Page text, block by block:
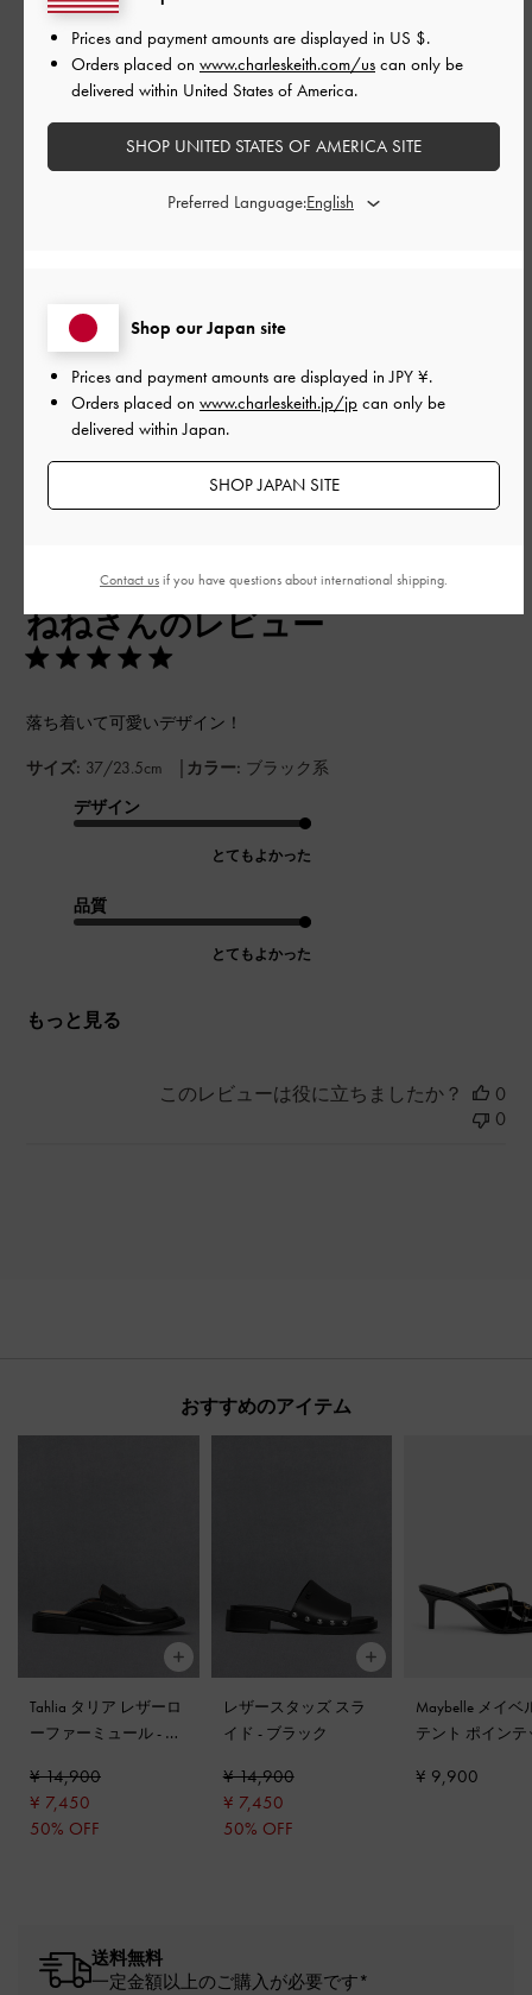
で25で少し余裕をもって履いたほうがよかったかな？と思いつ
つも問題なく履けてるのでたくさん愛用します！！
サイズ: 39/24.5cm |カラー: ブラック系
とてもよかった
もっと見る
0
ご利用者様
ねねさんのレビュー
落ち着いて可愛いデザイン！
サイズ: 37/23.5cm | カラー: ブラック系
デザイン
とてもよかった
品質
とてもよかった
もっと見る
日
このレビューは役に立ちましたか？
0
0
おすすめのアイテム
Tahlia タリア レザーロ
ーファーミュール- ブ
¥ 14,900
¥ 7,450
50% OFF
レザースタッズ スラ
イド - ブラック
¥ 14,900
¥ 7,450
50% OFF
Maybelle メイベ
テント ポインテ
ックパテント
¥ 9,900
送料無料
一定金額以上のご購入が必要です*
Shop our Japan site
Prices and payment amounts are displayed inJPY ¥.
Orders placed on www.charleskeith.jp/jp can only be
delivered within Japan.
SHOP JAPAN SITE
Prices and payment amounts are displayed in US $.
Orders placed on www.charleskeith.com/us can only be
delivered within United States of America.
SHOP UNITED STATES OF AMERICA SITE
Preferred Language:
Contact usif you have questions about international shipping.